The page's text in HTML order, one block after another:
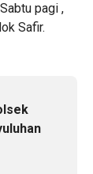
pagi ,
Safir.